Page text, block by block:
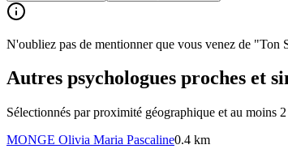
N'oubliez pas de mentionner que vous venez de "Ton
Autres psychologues proches et
Sélectionnés par proximité géographique et au moins 2
MONGE Olivia Maria Pascaline0.4 km